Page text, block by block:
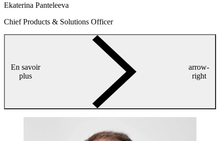
Ekaterina Panteleeva
Chief Products & Solutions Officer
En savoir
plus
arrow-
right